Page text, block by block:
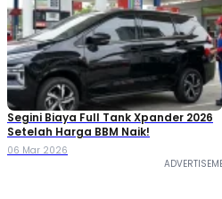
Segini Biaya Full Tank Xpander 2026
Setelah Harga BBM Naik!
06 Mar 2026